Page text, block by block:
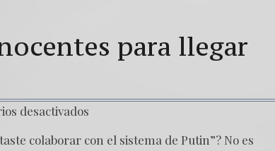
para llegar
desactivados
colaborar con el sistema de Putin”? No es